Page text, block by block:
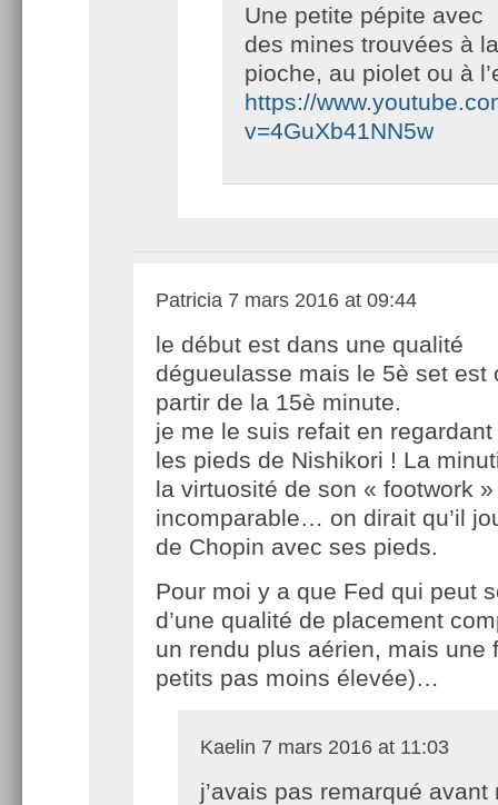
Une petite pépite avec
des mines trouvées à la
pioche, au piolet ou à
https://
v=4GuXb41NN5w
Patricia 7 mars 2016 at 09:44
le début est dans une qualité
dégueulasse mais le 5è set est
partir de la 15è minute.
je me le suis refait en
les pieds de Nishikori ! La
la virtuosité de son « footwork
incomparable… on dirait qu’il
de Chopin avec ses pieds.
Pour moi y a que Fed qui peut
d’une qualité de placement
un rendu plus aérien, mais une
petits pas moins élevée)…
Kaelin 7 mars 2016 at 11:03
j’avais pas remarqué avant